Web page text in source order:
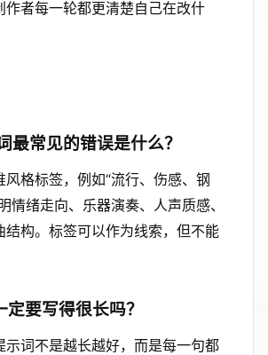
作者每一轮都更清楚自己在改什
最常见的错误是什么？
格标签，例如“流行、伤感、钢
情绪走向、乐器演奏、人声质感、
结构。标签可以作为线索，但不能
要写得很长吗？
示词不是越长越好，而是每一句都